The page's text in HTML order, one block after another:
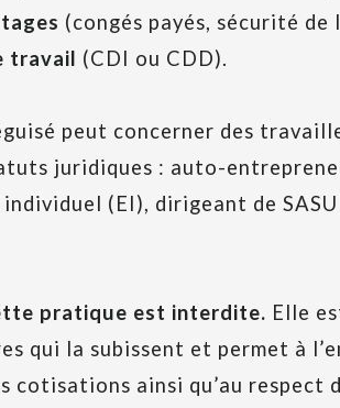
(congés payés, sécurité
travail (CDI ou CDD).
peut concerner des
juridiques : auto-
(EI), dirigeant de
pratique est interdite. Elle
qui la subissent et permet à
cotisations ainsi qu’au respect